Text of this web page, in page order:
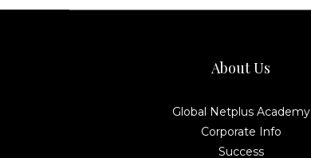
About Us
Global Netplus Academy
Corporate Info
Success